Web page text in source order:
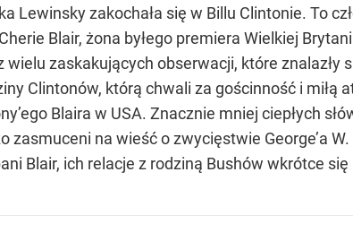
Lewinsky zakochała się w Billu Clintonie. To
Blair, żona byłego premiera Wielkiej
wielu zaskakujących obserwacji, które znalazły
Clintonów, którą chwali za gościnność i miłą
Blaira w USA. Znacznie mniej ciepłych
zasmuceni na wieść o zwycięstwie George’a
Blair, ich relacje z rodziną Bushów wkrótce się